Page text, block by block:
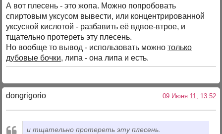
А вот плесень - это жопа. Можно попробовать
спиртовым уксусом вывести, или концентрированной
уксусной кислотой - разбавить её вдвое-втрое, и
тщательно протереть эту плесень.
Но вообще то вывод - использовать можнотолько
дубовые бочки, липа - она липа и есть.
dongrigorio 09 Июня 11, 13:52
и тщательно протереть эту плесень.